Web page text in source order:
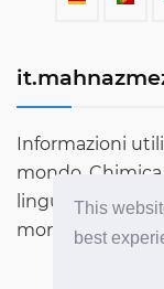
This
best
Informazioni
mondo.
lingue,
mondo